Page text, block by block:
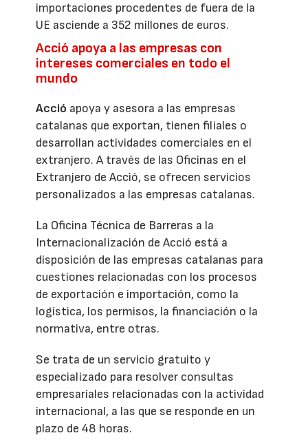
importaciones procedentes de fuera de la
UE asciende a 352 millones de euros.
Acció apoya a las empresas con
intereses comerciales en todo el
mundo
Acció apoya y asesora a las empresas
catalanas que exportan, tienen filiales o
desarrollan actividades comerciales en el
extranjero. A través de las Oficinas en el
Extranjero de Acció, se ofrecen servicios
personalizados a las empresas catalanas.
La Oficina Técnica de Barreras a la
Internacionalización de Acció está a
disposición de las empresas catalanas para
cuestiones relacionadas con los procesos
de exportación e importación, como la
logística, los permisos, la financiación o la
normativa, entre otras.
Se trata de un servicio gratuito y
especializado para resolver consultas
empresariales relacionadas con la actividad
internacional, a las que se responde en un
plazo de 48 horas.